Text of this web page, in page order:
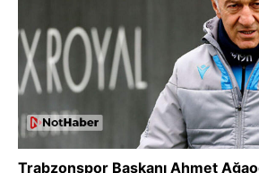
Trabzonspor Başkanı Ahmet